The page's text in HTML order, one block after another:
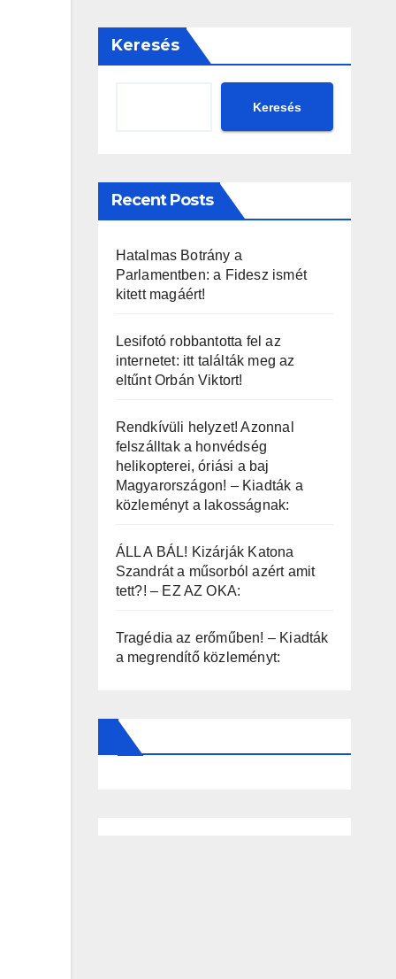
Keresés
Keresés
Recent Posts
Hatalmas Botrány a
Parlamentben: a Fidesz ismét
kitett magáért!
Lesifotó robbantotta fel az
internetet: itt találták meg az
eltűnt Orbán Viktort!
Rendkívüli helyzet! Azonnal
felszálltak a honvédség
helikopterei, óriási a baj
Magyarországon! – Kiadták a
közleményt a lakosságnak:
ÁLL A BÁL! Kizárják Katona
Szandrát a műsorból azért amit
tett?! – EZ AZ OKA:
Tragédia az erőműben! – Kiadták
a megrendítő közleményt: